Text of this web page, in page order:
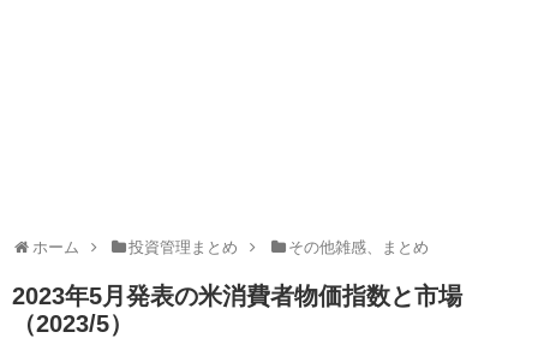
ホーム 投資管理まとめ その他雑感、まとめ
2023年5月発表の米消費者物価指数と市場
（2023/5）